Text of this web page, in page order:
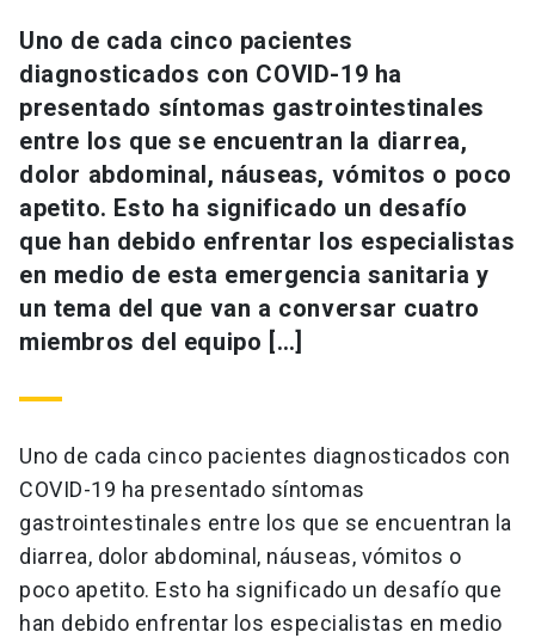
Uno de cada cinco pacientes
diagnosticados con COVID-19 ha
presentado síntomas gastrointestinales
entre los que se encuentran la diarrea,
dolor abdominal, náuseas, vómitos o poco
apetito. Esto ha significado un desafío
que han debido enfrentar los especialistas
en medio de esta emergencia sanitaria y
un tema del que van a conversar cuatro
miembros del equipo […]
Uno de cada cinco pacientes diagnosticados con
COVID-19 ha presentado síntomas
gastrointestinales entre los que se encuentran la
diarrea, dolor abdominal, náuseas, vómitos o
poco apetito. Esto ha significado un desafío que
han debido enfrentar los especialistas en medio